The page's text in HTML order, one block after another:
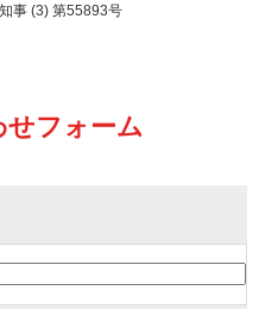
事 (3) 第55893号
せフォーム